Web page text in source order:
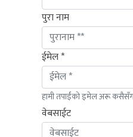
पुरा नाम
ईमेल *
हामी तपाईंको इमेल अरू कसैसँग
वेबसाईट